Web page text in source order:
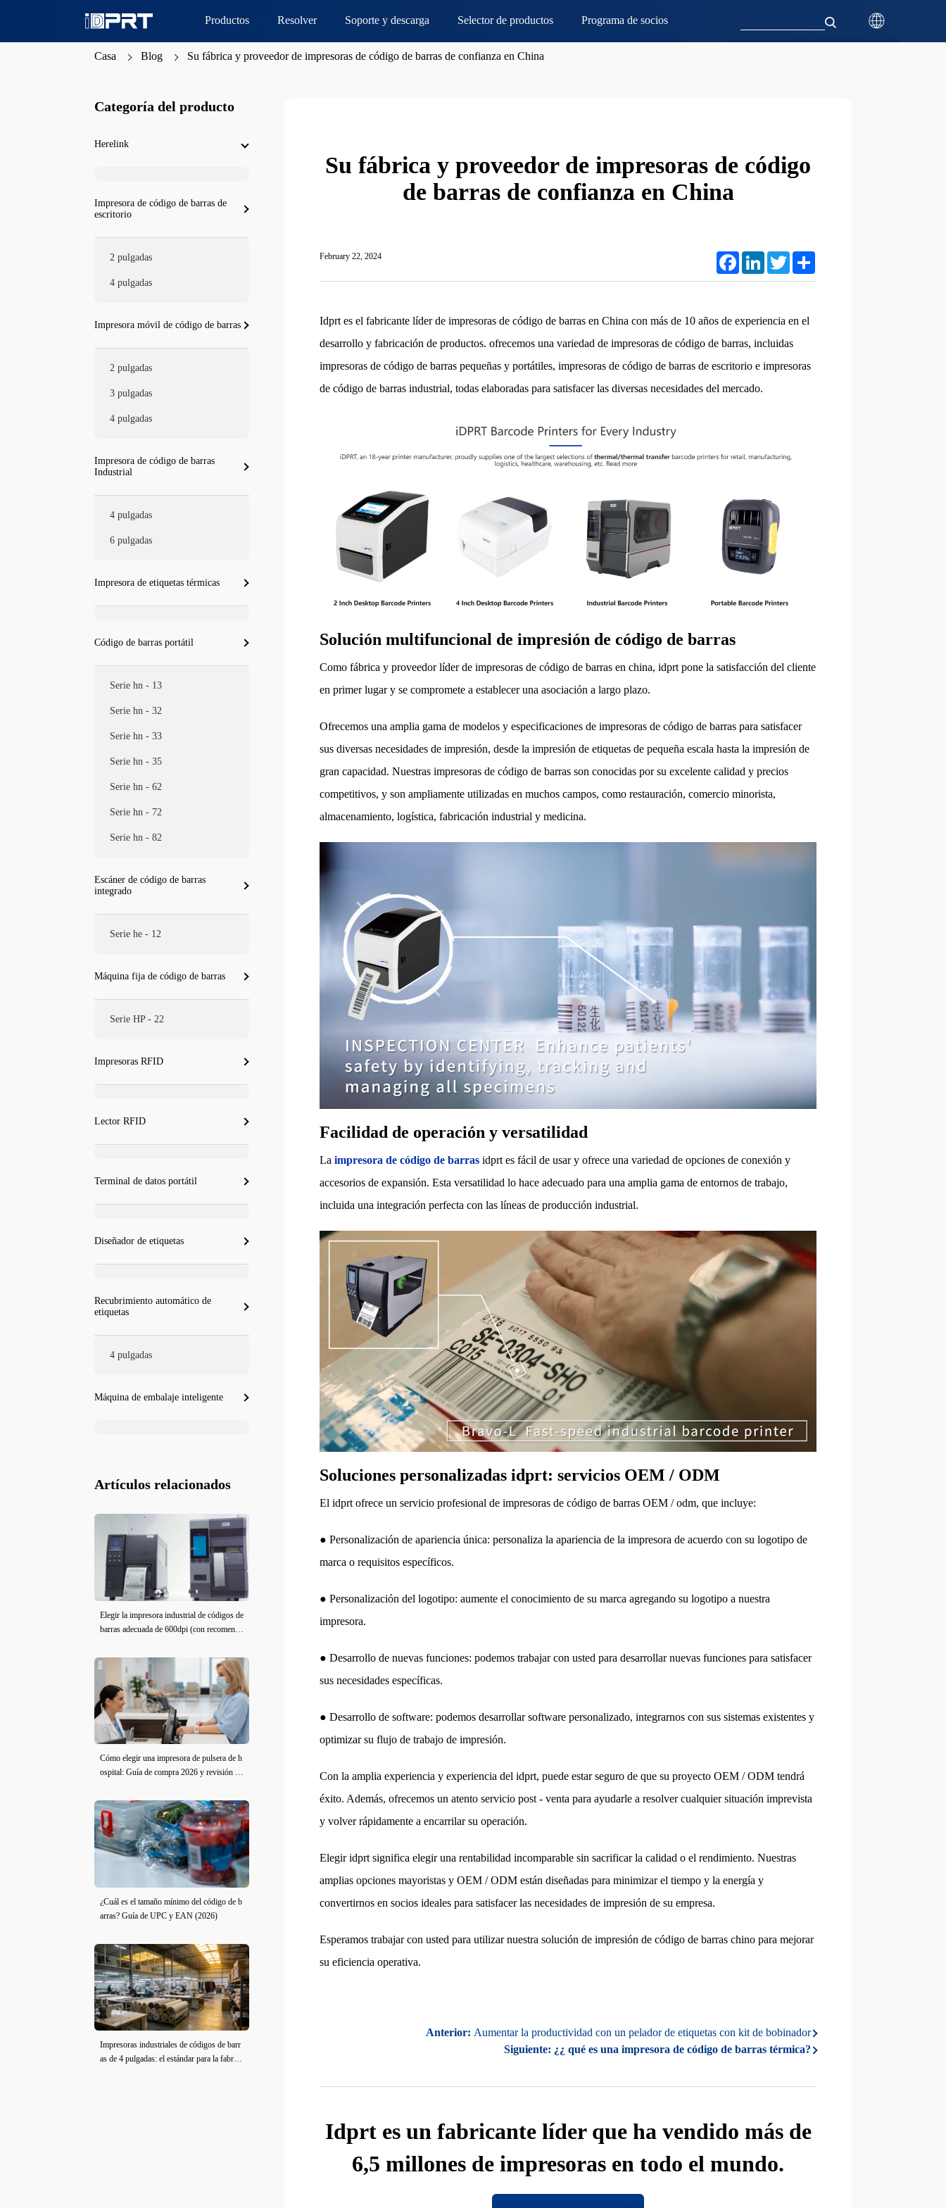
Productos Resolver Soporte y descarga Selector de productos Programa de socios
Casa Blog Su fábrica y proveedor de impresoras de código de barras de confianza en China
Su fábrica y proveedor de impresoras de código
de barras de confianza en China
February 22, 2024 FacebookLinkedIn Twitter
Idprt es el fabricante líder de impresoras de código de barras en China con más de 10 años de experiencia en el
desarrollo y fabricación de productos. ofrecemos una variedad de impresoras de código de barras, incluidas
impresoras de código de barras pequeñas y portátiles, impresoras de código de barras de escritorio e impresoras
de código de barras industrial, todas elaboradas para satisfacer las diversas necesidades del mercado.
Solución multifuncional de impresión de código de barras
Como fábrica y proveedor líder de impresoras de código de barras en china, idprt pone la satisfacción del cliente
en primer lugar y se compromete a establecer una asociación a largo plazo.
Ofrecemos una amplia gama de modelos y especificaciones de impresoras de código de barras para satisfacer
sus diversas necesidades de impresión, desde la impresión de etiquetas de pequeña escala hasta la impresión de
gran capacidad. Nuestras impresoras de código de barras son conocidas por su excelente calidad y precios
competitivos, y son ampliamente utilizadas en muchos campos, como restauración, comercio minorista,
almacenamiento, logística, fabricación industrial y medicina.
Facilidad de operación y versatilidad
Laimpresora de código de barras idprt es fácil de usar y ofrece una variedad de opciones de conexión y
accesorios de expansión. Esta versatilidad lo hace adecuado para una amplia gama de entornos de trabajo,
incluida una integración perfecta con las líneas de producción industrial.
Soluciones personalizadas idprt: servicios OEM / ODM
El idprt ofrece un servicio profesional de impresoras de código de barras OEM / odm, que incluye:
● Personalización de apariencia única: personaliza la apariencia de la impresora de acuerdo con su logotipo de
marca o requisitos específicos.
● Personalización del logotipo: aumente el conocimiento de su marca agregando su logotipo a nuestra
impresora.
● Desarrollo de nuevas funciones: podemos trabajar con usted para desarrollar nuevas funciones para satisfacer
sus necesidades específicas.
● Desarrollo de software: podemos desarrollar software personalizado, integrarnos con sus sistemas existentes y
optimizar su flujo de trabajo de impresión.
Con la amplia experiencia y experiencia del idprt, puede estar seguro de que su proyecto OEM / ODM tendrá
éxito. Además, ofrecemos un atento servicio post - venta para ayudarle a resolver cualquier situación imprevista
y volver rápidamente a encarrilar su operación.
Elegir idprt significa elegir una rentabilidad incomparable sin sacrificar la calidad o el rendimiento. Nuestras
amplias opciones mayoristas y OEM / ODM están diseñadas para minimizar el tiempo y la energía y
convertirnos en socios ideales para satisfacer las necesidades de impresión de su empresa.
Esperamos trabajar con usted para utilizar nuestra solución de impresión de código de barras chino para mejorar
su eficiencia operativa.
Anterior: Aumentar la productividad con un pelador de etiquetas con kit de bobinador
Siguiente: ¿¿ qué es una impresora de código de barras térmica?
Idprt es un fabricante líder que ha vendido más de
6,5 millones de impresoras en todo el mundo.
Categoría del producto
Herelink
Impresora de código de barras de
escritorio
2 pulgadas
4 pulgadas
Impresora móvil de código de barras
2 pulgadas
3 pulgadas
4 pulgadas
Impresora de código de barras
Industrial
4 pulgadas
6 pulgadas
Impresora de etiquetas térmicas
Código de barras portátil
Serie hn - 13
Serie hn - 32
Serie hn - 33
Serie hn - 35
Serie hn - 62
Serie hn - 72
Serie hn - 82
Escáner de código de barras
integrado
Serie he - 12
Máquina fija de código de barras
Serie HP - 22
Impresoras RFID
Lector RFID
Terminal de datos portátil
Diseñador de etiquetas
Recubrimiento automático de
etiquetas
4 pulgadas
Máquina de embalaje inteligente
Artículos relacionados
Elegir la impresora industrial de códigos de
barras adecuada de 600dpi (con recomenda
Cómo elegir una impresora de pulsera de h
ospital: Guía de compra 2026 y revisión de
¿Cuál es el tamaño mínimo del código de b
arras? Guía de UPC y EAN (2026)
Impresoras industriales de códigos de barr
as de 4 pulgadas: el estándar para la fabrica